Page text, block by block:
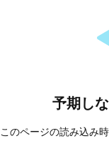
予期し
このページの読み込み